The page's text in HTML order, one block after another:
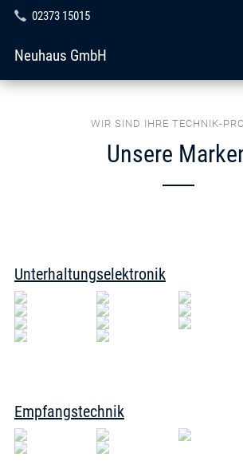
02373 15015
Neuhaus GmbH
WIR SIND IHRE TECHNIK-
Unsere
Unterhaltungselektronik
Empfangstechnik